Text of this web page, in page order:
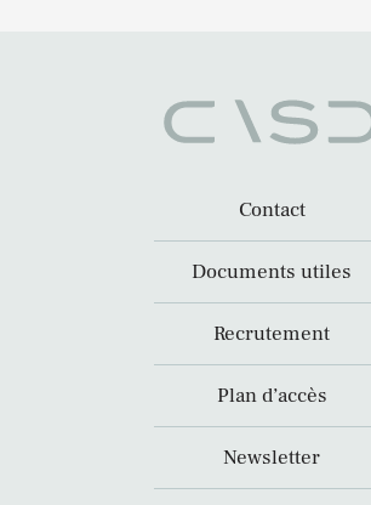
Contact
Documents utiles
Recrutement
Plan d’accès
Newsletter